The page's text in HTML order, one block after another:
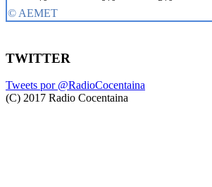
TWITTER
Tweets por @RadioCocentaina
(C) 2017 Radio Cocentaina